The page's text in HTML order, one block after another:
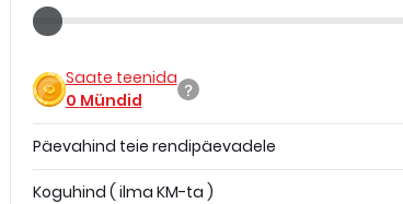
Saate teenida
0 Mündid
Päevahind teie rendipäevadele
Koguhind ( ilma KM-ta )